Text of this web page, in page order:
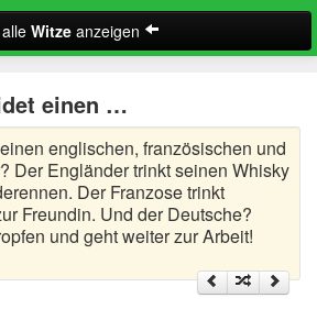
alle Witzeanzeigen
einen …
englischen, französischen und
Der Engländer trinkt seinen Whisky
Der Franzose trinkt
Freundin. Und der Deutsche?
und geht weiter zur Arbeit!